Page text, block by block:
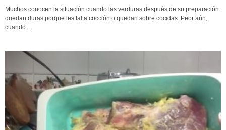
Muchos conocen la situación cuando las verduras después de su preparación
quedan duras porque les falta cocción o quedan sobre cocidas. Peor aún,
cuando...